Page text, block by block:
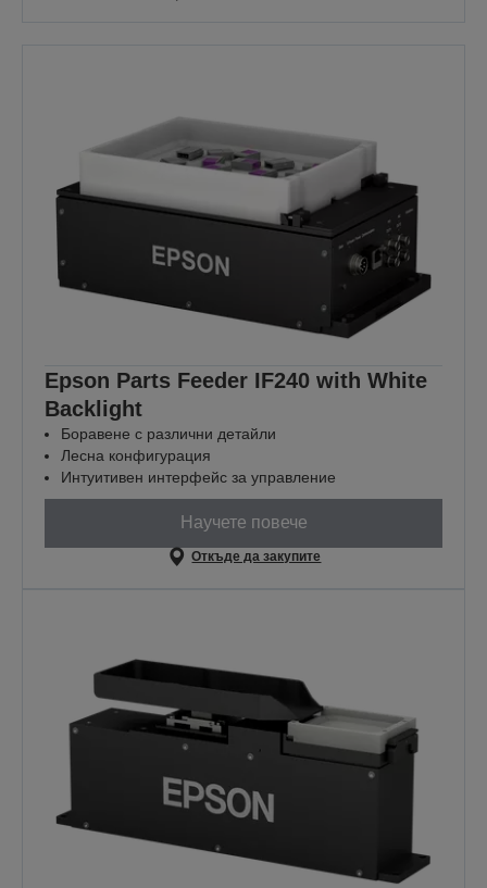
Epson Parts Feeder IF240 with White
Backlight
Боравене с различни детайли
Лесна конфигурация
Интуитивен интерфейс за управление
Научете повече
Откъде да закупите